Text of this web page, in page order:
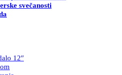
svečanosti
12″